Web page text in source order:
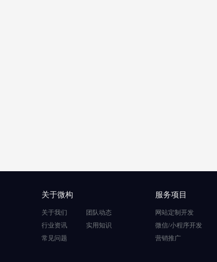
关于微构
关于我们
团队动态
行业资讯
实用知识
常见问题
服务项目
网站定制开发
微信/小程序开发
营销推广